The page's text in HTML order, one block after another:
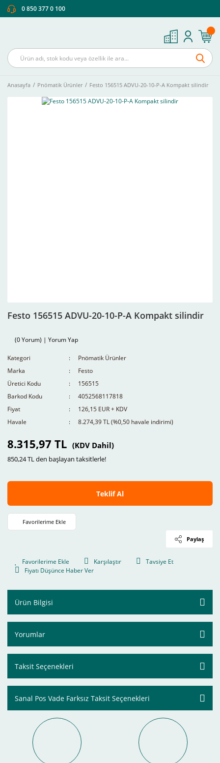
0 850 377 0 100
Anasayfa Pnömatik Ürünler Festo 156515 ADVU-20-10-P-A Kompakt silindir
Festo 156515 ADVU-20-10-P-A Kompakt silindir
(0 Yorum) | Yorum Yap
Kategori
Pnömatik Ürünler
Marka
Festo
Üretici Kodu
156515
Barkod Kodu
4052568117818
Fiyat
126,15 EUR + KDV
Havale
8.274,39 TL (%0,50 havale indirimi)
8.315,97 TL (KDV Dahil)
850,24 TL den başlayan taksitlerle!
Teklif Al
Paylaş
Karşılaştır
Tavsiye Et
Fiyatı Düşünce Haber Ver
Ürün Bilgisi
Yorumlar
Taksit Seçenekleri
Sanal Pos Vade Farksız Taksit Seçenekleri